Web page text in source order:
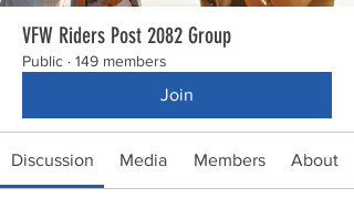
VFW Riders Post 2082 Group
Public · 149 members
Join
Discussion Media Members About